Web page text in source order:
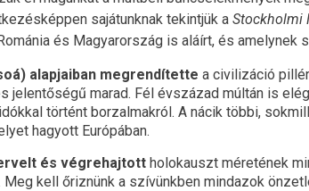
sajátunknak tekintjük a Stockholmi
és Magyarország is aláírt, és amelynek
alapjaiban megrendítette a civilizáció
jelentőségű marad. Fél évszázad múltán is
történt borzalmakról. A nácik többi,
hagyott Európában.
és végrehajtott holokauszt méretének
kell őriznünk a szívünkben mindazok